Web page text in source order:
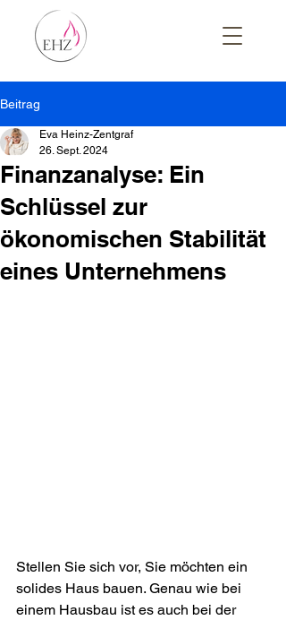
Beitrag
Finanzanalyse: Ein
Schlüssel zur
ökonomischen Stabilität
eines Unternehmens
Eva Heinz-Zentgraf
26. Sept. 2024
Stellen Sie sich vor, Sie möchten ein
solides Haus bauen. Genau wie bei
einem Hausbau ist es auch bei der